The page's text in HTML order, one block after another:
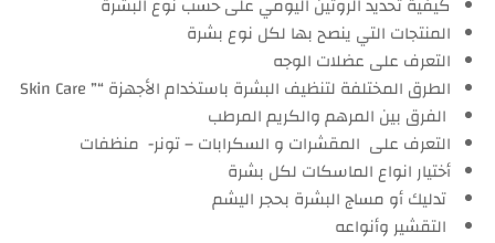
المنتجات التي ينصح بها لكل نوع بشرة
التعرف على عضلات الوجه
الطرق المختلفة لتنظيف البشرة باستخدام الأجهزة “” Skin Care
الفرق بين المرهم والكريم المرطب
التعرف على المقشرات و السكرابات – تونر- منظفات
أختيار انواع الماسكات لكل بشرة
تدليك أو مساج البشرة بحجر اليشم
التقشير وأنواعه